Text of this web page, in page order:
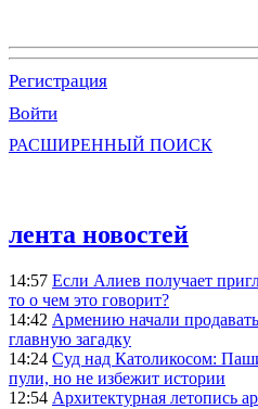
Регистрация
Войти
РАСШИРЕННЫЙ ПОИСК
лента новостей
14:57 Если Алиев получает
то о чем это говорит?
14:42 Армению начали
главную загадку
14:24 Суд над Католикосом:
пули, но не избежит истории
12:54 Архитектурная летопись